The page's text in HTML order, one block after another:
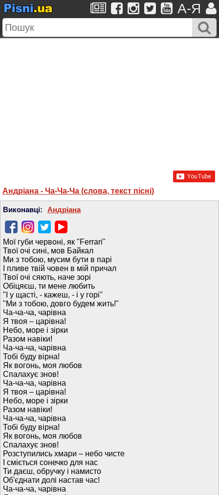
A-Я
Андріана - Ча-Ча-Ча (слова, текст пісні)
Виконавці: Андріана
Мої губи червоні, як "Ferrari"
Твої очі сині, мов Байкал
Ми з тобою, мусим бути в парі
І пливе твій човен в мій причал
Твої очі сяють, наче зорі
Обіцяєш, ти мене любить
"І у щасті, - кажеш, - і у горі"
"Ми з тобою, довго будем жить!"
Ча-ча-ча, чарівна
Я твоя – царівна!
Небо, море і зірки
Разом навіки!
Ча-ча-ча, чарівна
Тобі буду вірна!
Як вогонь, моя любов
Спалахує знов!
Ча-ча-ча, чарівна
Я твоя – царівна!
Небо, море і зірки
Разом навіки!
Ча-ча-ча, чарівна
Тобі буду вірна!
Як вогонь, моя любов
Спалахує знов!
Розступились хмари – небо чисте
І сміється сонечко для нас
Ти даєш, обручку і намисто
Об'єднати долі настав час!
Ча-ча-ча, чарівна